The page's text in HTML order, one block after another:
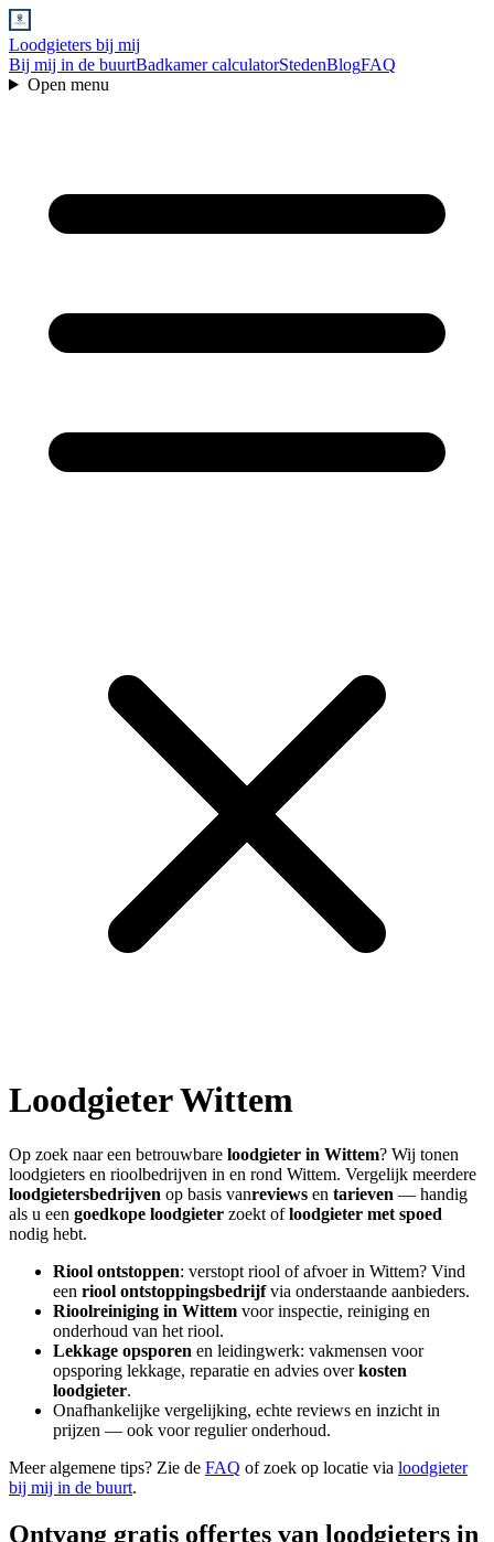
Loodgieters bij mij
Bij mij in de buurtBadkamer calculatorStedenBlogFAQ
Open menu
LoodgieterWittem
Op zoek naar een betrouwbare loodgieter in Wittem? Wij tonen
loodgieters en rioolbedrijven in en rond Wittem. Vergelijk meerdere
loodgietersbedrijven op basis vanreviews en tarieven — handig
als u een goedkope loodgieter zoekt ofloodgieter met spoed
nodig hebt.
Riool ontstoppen: verstopt riool of afvoer in Wittem? Vind
een riool ontstoppingsbedrijfvia onderstaande aanbieders.
Rioolreiniging in Wittem voor inspectie, reiniging en
onderhoud van het riool.
Lekkage opsporen en leidingwerk: vakmensen voor
opsporing lekkage, reparatie en advies overkosten
loodgieter.
Onafhankelijke vergelijking, echte reviews en inzicht in
prijzen — ook voor regulier onderhoud.
Meer algemene tips? Zie de FAQ of zoek op locatie via loodgieter
bij mij in de buurt.
Ontvang gratis offertes van loodgieters in